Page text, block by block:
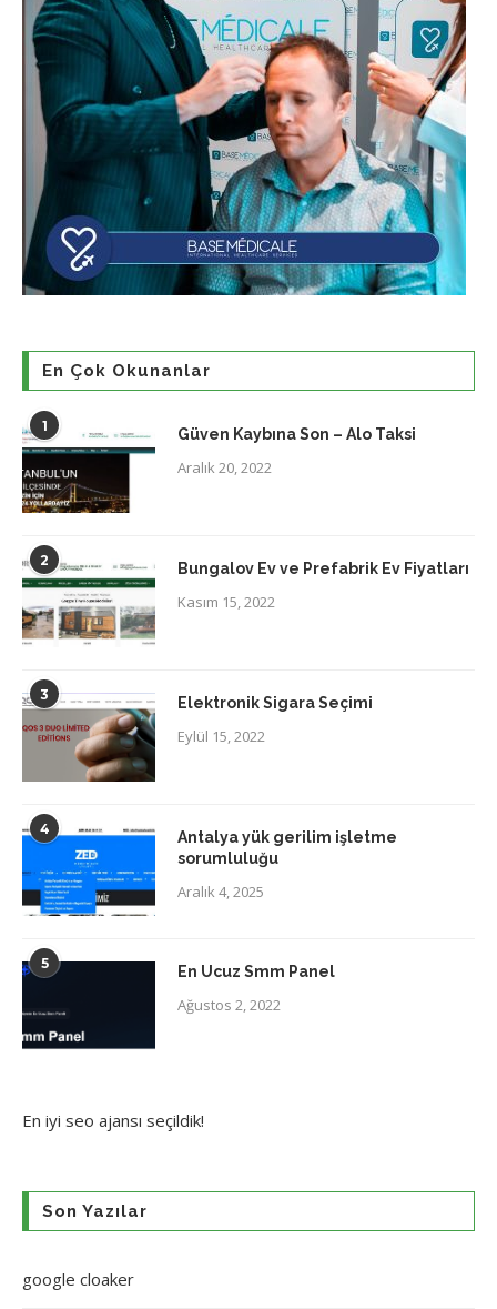
En Çok Okunanlar
1 Güven Kaybına Son – Alo Taksi
Aralık 20, 2022
2 Bungalov Ev ve Prefabrik Ev Fiyatları
Kasım 15, 2022
3 Elektronik Sigara Seçimi
Eylül 15, 2022
4
Antalya yük gerilim işletme
sorumluluğu
Aralık 4, 2025
5 En Ucuz Smm Panel
Ağustos 2, 2022
En iyi seo ajansı seçildik!
Son Yazılar
google cloaker